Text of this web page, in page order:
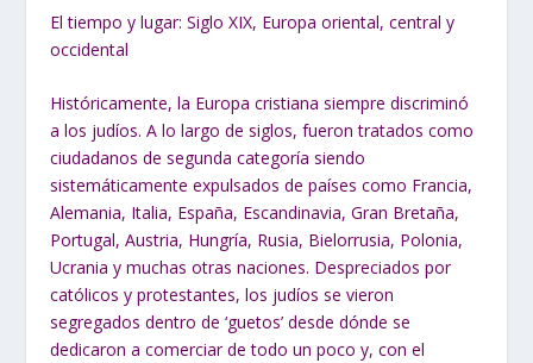
El tiempo y lugar: Siglo XIX, Europa oriental, central y
occidental
Históricamente, la Europa cristiana siempre discriminó
a los judíos. A lo largo de siglos, fueron tratados como
ciudadanos de segunda categoría siendo
sistemáticamente expulsados de países como Francia,
Alemania, Italia, España, Escandinavia, Gran Bretaña,
Portugal, Austria, Hungría, Rusia, Bielorrusia, Polonia,
Ucrania y muchas otras naciones. Despreciados por
católicos y protestantes, los judíos se vieron
segregados dentro de ‘guetos’ desde dónde se
dedicaron a comerciar de todo un poco y, con el